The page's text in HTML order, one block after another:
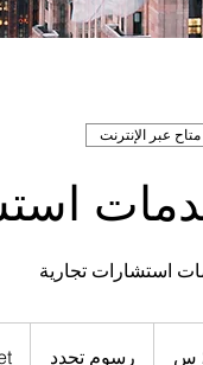
متاح عبر الإنترنت
استشارات تجارية
رسوم تحدد